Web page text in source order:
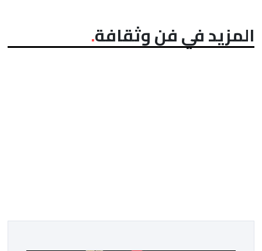
المزيد في فن وثقافة